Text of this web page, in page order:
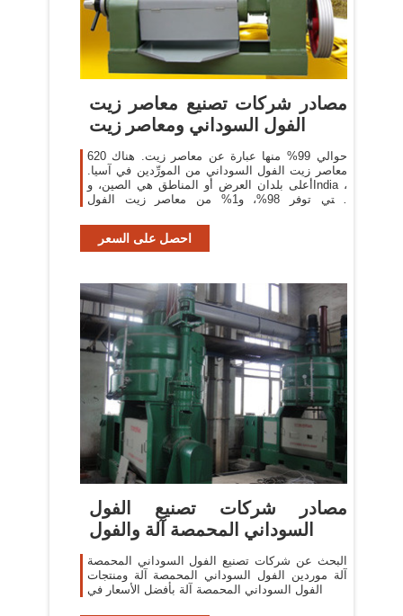
مصادر شركات تصنيع معاصر زيت
الفول السوداني ومعاصر زيت
حوالي 99% منها عبارة عن معاصر زيت. هناك 620
معاصر زيت الفول السوداني من المورِّدين في آسيا.
أعلى بلدان العرض أو المناطق هي الصين، وIndia ،
والتي توفر 98%، و1% من معاصر زيت الفول
احصل على السعر
مصادر شركات تصنيع الفول
السوداني المحمصة آلة والفول
البحث عن شركات تصنيع الفول السوداني المحمصة
آلة موردين الفول السوداني المحمصة آلة ومنتجات
الفول السوداني المحمصة آلة بأفضل الأسعار في